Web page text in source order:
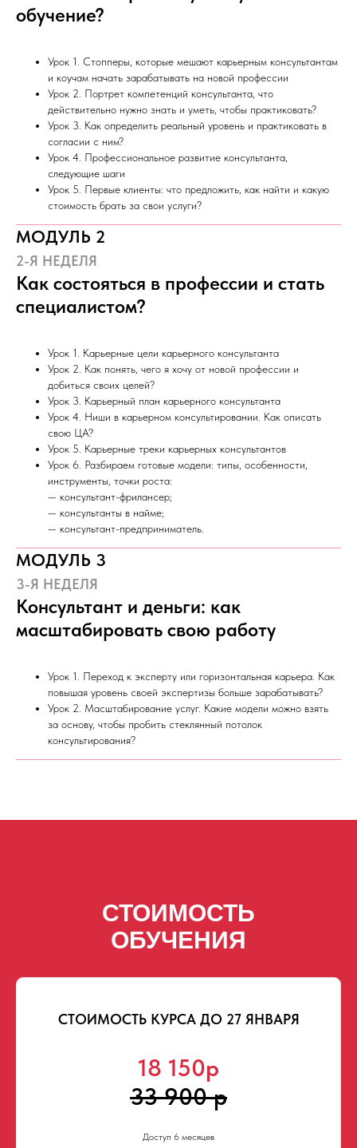
обучение?
Урок 1. Стопперы, которые мешают карьерным консультантам
и коучам начать зарабатывать на новой профессии
Урок 2. Портрет компетенций консультанта, что
действительно нужно знать и уметь, чтобы практиковать?
Урок 3. Как определить реальный уровень и практиковать в
согласии с ним?
Урок 4. Профессиональное развитие консультанта,
следующие шаги
Урок 5. Первые клиенты: что предложить, как найти и какую
стоимость брать за свои услуги?
МОДУЛЬ 2
2-Я НЕДЕЛЯ
Как состояться в профессии и стать
специалистом?
Урок 1. Карьерные цели карьерного консультанта
Урок 2. Как понять, чего я хочу от новой профессии и
добиться своих целей?
Урок 3. Карьерный план карьерного консультанта
Урок 4. Ниши в карьерном консультировании. Как описать
свою ЦА?
Урок 5. Карьерные треки карьерных консультантов
Урок 6. Разбираем готовые модели: типы, особенности,
инструменты, точки роста:
— консультант-фрилансер;
— консультанты в найме;
— консультант-предприниматель.
МОДУЛЬ 3
3-Я НЕДЕЛЯ
Консультант и деньги: как
масштабировать свою работу
Урок 1. Переход к эксперту или горизонтальная карьера. Как
повышая уровень своей экспертизы больше зарабатывать?
Урок 2. Масштабирование услуг. Какие модели можно взять
за основу, чтобы пробить стеклянный потолок
консультирования?
СТОИМОСТЬ
ОБУЧЕНИЯ
СТОИМОСТЬ КУРСА ДО 27 ЯНВАРЯ
18 150р
33 900 р
Доступ 6 месяцев